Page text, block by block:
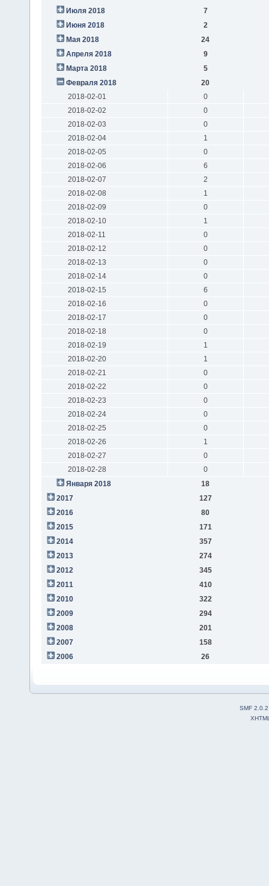
Июля 2018
7
Июня 2018
2
Мая 2018
24
Апреля 2018
9
Марта 2018
5
Февраля 2018
20
2018-02-01
0
2018-02-02
0
2018-02-03
0
2018-02-04
1
2018-02-05
0
2018-02-06
6
2018-02-07
2
2018-02-08
1
2018-02-09
0
2018-02-10
1
2018-02-11
0
2018-02-12
0
2018-02-13
0
2018-02-14
0
2018-02-15
6
2018-02-16
0
2018-02-17
0
2018-02-18
0
2018-02-19
1
2018-02-20
1
2018-02-21
0
2018-02-22
0
2018-02-23
0
2018-02-24
0
2018-02-25
0
2018-02-26
1
2018-02-27
0
2018-02-28
0
Января 2018
18
2017
127
2016
80
2015
171
2014
357
2013
274
2012
345
2011
410
2010
322
2009
294
2008
201
2007
158
2006
26
SMF 2.0.2